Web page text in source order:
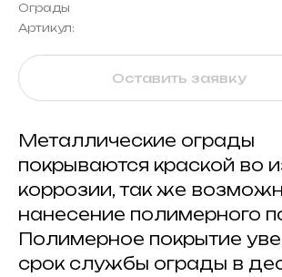
Ограды
Артикул:
Оставить заявку
Металлические ограды
покрываются краской во
коррозии, так же
нанесение полимерного
Полимерное покрытие
срок службы ограды в